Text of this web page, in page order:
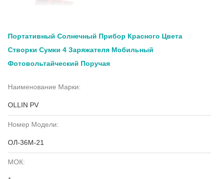
Портативный Солнечный Прибор Красного Цвета
Створки Сумки 4 Заряжателя Мобильный
Фотовольтайческий Поручая
Наименование Марки:
OLLIN PV
Номер Модели:
ОЛ-36М-21
МОК: